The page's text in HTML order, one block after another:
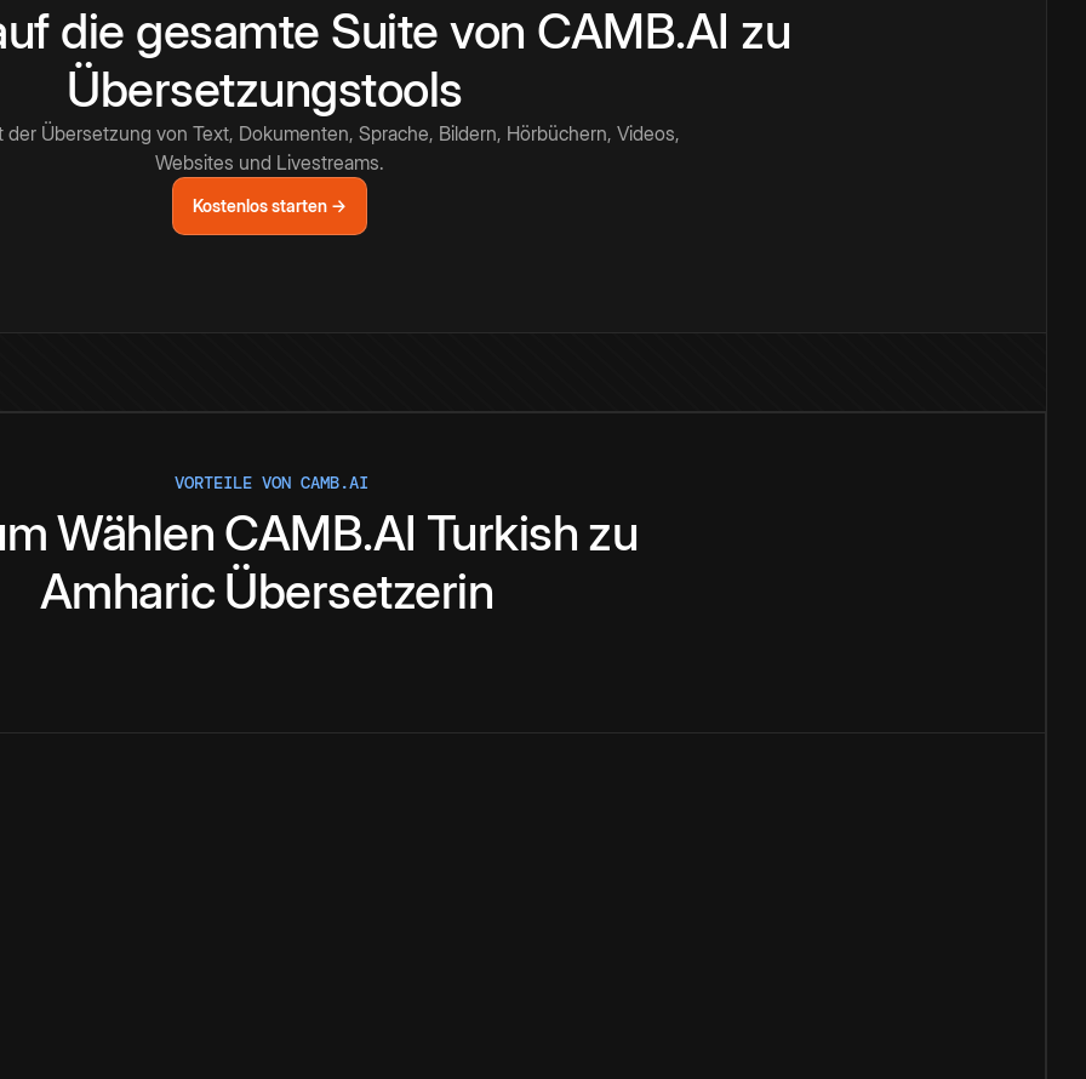
die gesamte Suite von CAMB.AI zu
Übersetzungstools
der Übersetzung von Text, Dokumenten, Sprache, Bildern, Hörbüchern, Videos,
Websites und Livestreams.
Kostenlos starten →
VORTEILE VON CAMB.AI
Wählen CAMB.AI Turkish zu
Amharic Übersetzerin